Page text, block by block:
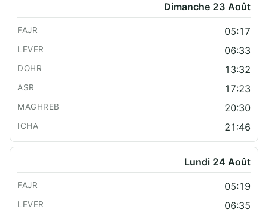
Dimanche 23 Août
05:17
06:33
13:32
17:23
20:30
21:46
Lundi 24 Août
05:19
06:35